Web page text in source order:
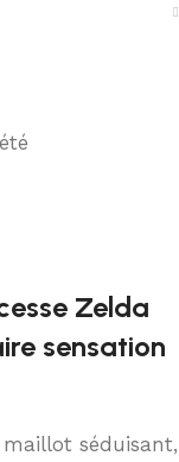
Zelda
sensation
maillot séduisant,